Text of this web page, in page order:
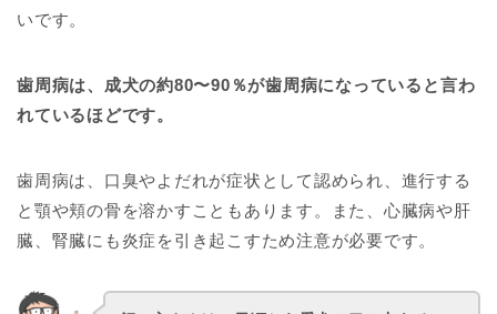
いです。
歯周病は、成犬の約80〜90％が歯周病になっていると言わ
れているほどです。
歯周病は、口臭やよだれが症状として認められ、進行する
と顎や頬の骨を溶かすこともあります。また、心臓病や肝
臓、腎臓にも炎症を引き起こすため注意が必要です。